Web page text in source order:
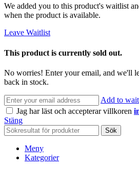
We added you to this product's waitlist
when the product is available.
Leave Waitlist
This product is currently sold out.
No worries! Enter your email, and we'll
back in stock.
Add to
Jag har läst och accepterar villkoren
Stäng
Sök
Meny
Kategorier